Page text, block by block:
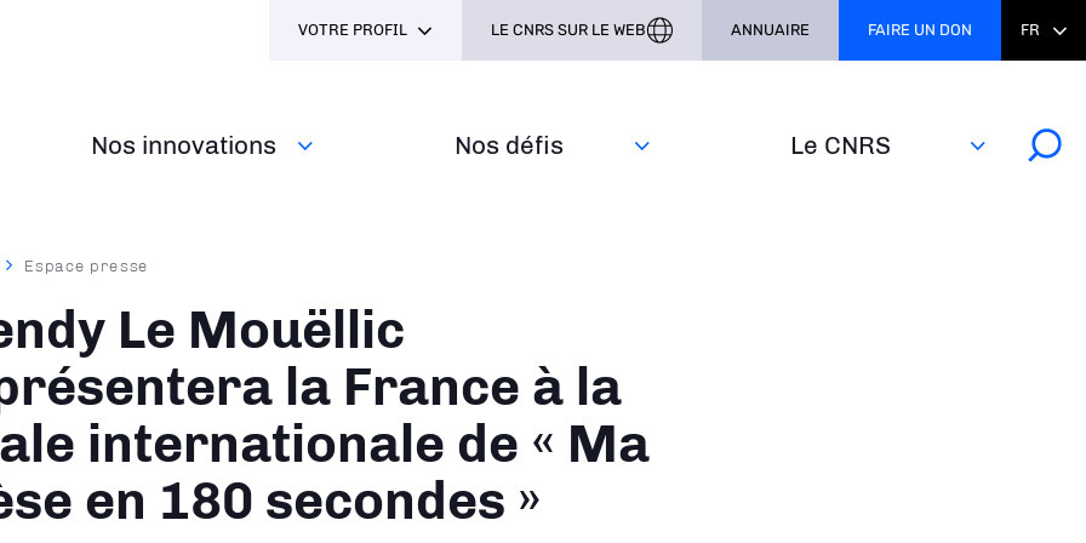
Nos innovations Nos défis‎ Le CNRS
VOTRE PROFIL LE CNRS SUR LE WEB ANNUAIRE FAIRE UN DON FR
Espace presse
Le Mouëllic
la France à la
internationale de « Ma
en 180 secondes »